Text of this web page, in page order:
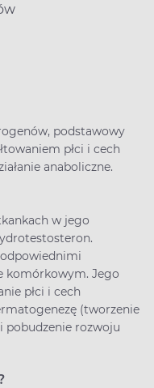
podstawowy
płci i cech
anaboliczne.
w jego
odpowiednimi
komórkowym. Jego
płci i cech
(tworzenie
pobudzenie rozwoju